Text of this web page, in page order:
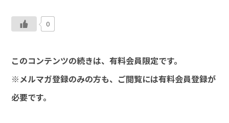
0
このコンテンツの続きは、有料会員限定です。
※メルマガ登録のみの方も、ご閲覧には有料会員登録が
必要です。